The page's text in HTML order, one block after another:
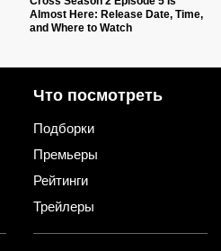
Almost Here: Release Date, Time,
and Where to Watch
Что посмотреть
Подборки
Премьеры
Рейтинги
Трейлеры